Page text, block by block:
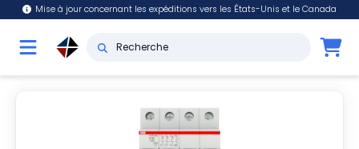
Mise à jour concernant les expéditions vers les États-Unis et le Canada